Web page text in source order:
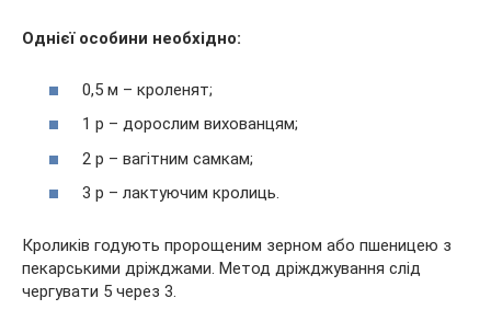
Однієї особини необхідно:
0,5 м – кроленят;
1 р – дорослим вихованцям;
2 р – вагітним самкам;
3 р – лактуючим кролиць.
Кроликів годують пророщеним зерном або пшеницею з
пекарськими дріжджами. Метод дріжджування слід
чергувати 5 через 3.